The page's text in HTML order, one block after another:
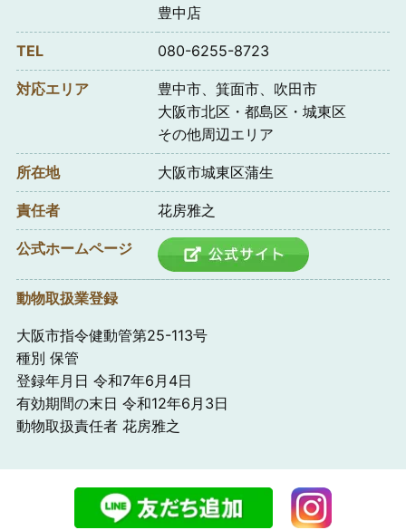
豊中店
TEL 080-6255-8723
対応エリア
豊中市、箕面市、吹田市
大阪市北区・都島区・城東区
その他周辺エリア
所在地 大阪市城東区蒲生
責任者 花房雅之
公式ホームページ
動物取扱業登録
大阪市指令健動管第25-113号
種別 保管
登録年月日 令和7年6月4日
有効期間の末日 令和12年6月3日
動物取扱責任者 花房雅之